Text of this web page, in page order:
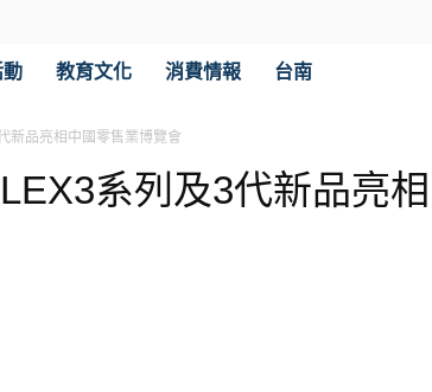
動 教育文化 消費情報 台南
新品亮相中國零售業博覽會
系列及3代新品亮相